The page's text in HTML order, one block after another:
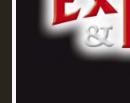
© 2026 eStránky.cz